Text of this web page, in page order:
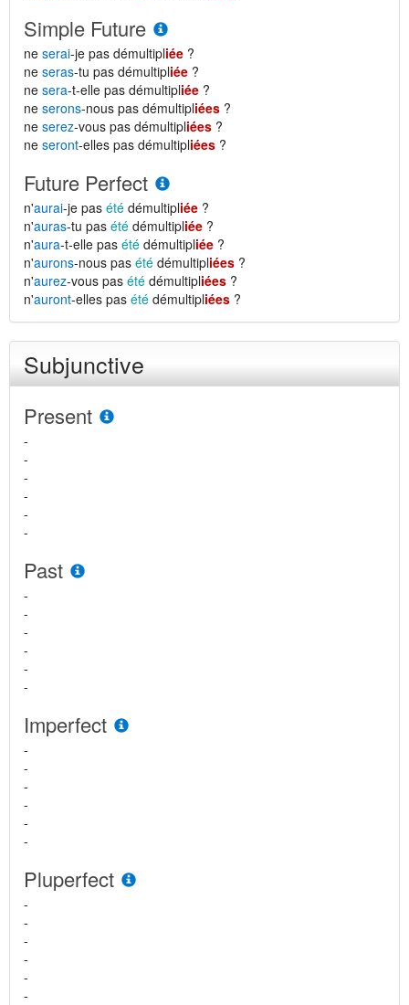
Simple Future
ne serai-je pas démultipliée ?
ne seras-tu pas démultipliée ?
ne sera-t-elle pas démultipliée ?
ne serons-nous pas démultipliées ?
ne serez-vous pas démultipliées ?
ne seront-elles pas démultipliées ?
Future Perfect
n'aurai-je pas été démultipliée ?
n'auras-tu pas été démultipliée ?
n'aura-t-elle pas été démultipliée ?
n'aurons-nous pas été démultipliées ?
n'aurez-vous pas été démultipliées ?
n'auront-elles pas été démultipliées ?
Subjunctive
Present
-
-
-
-
-
-
Past
-
-
-
-
-
-
Imperfect
-
-
-
-
-
-
Pluperfect
-
-
-
-
-
-